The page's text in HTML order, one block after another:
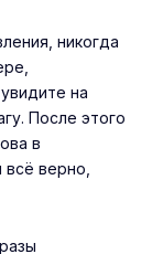
никогда
на
После этого
в
верно,